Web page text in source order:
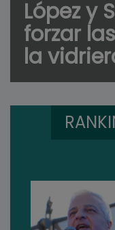
López y
forzar
la